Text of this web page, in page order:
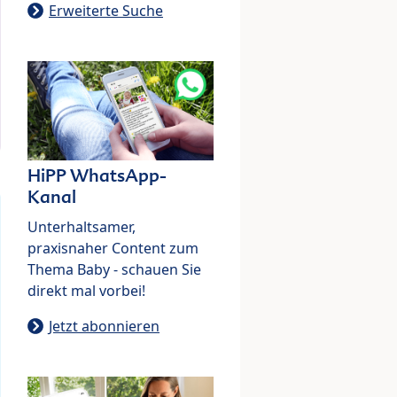
Erweiterte Suche
HiPP WhatsApp-
Kanal
Unterhaltsamer,
praxisnaher Content zum
Thema Baby - schauen Sie
direkt mal vorbei!
Jetzt abonnieren